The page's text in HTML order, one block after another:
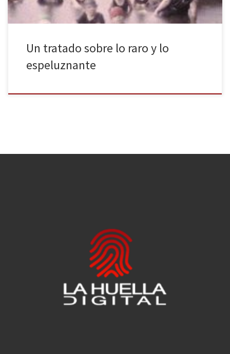
Un tratado sobre lo raro y lo
espeluznante